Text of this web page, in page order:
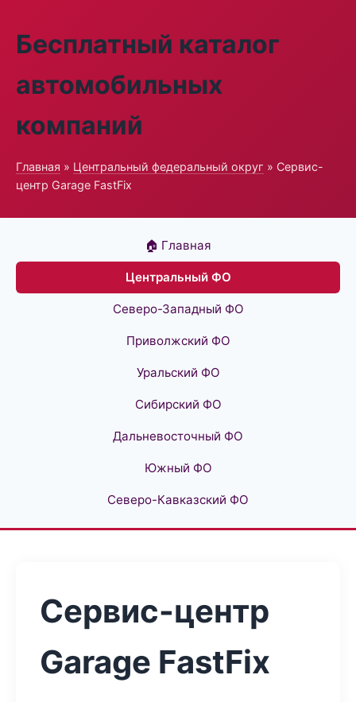
Бесплатный каталог
автомобильных
компаний
Главная » Центральный федеральный округ » Сервис-
центр Garage FastFix
🏠 Главная
Центральный ФО
Северо-Западный ФО
Приволжский ФО
Уральский ФО
Сибирский ФО
Дальневосточный ФО
Южный ФО
Северо-Кавказский ФО
Сервис-центр
Garage FastFix